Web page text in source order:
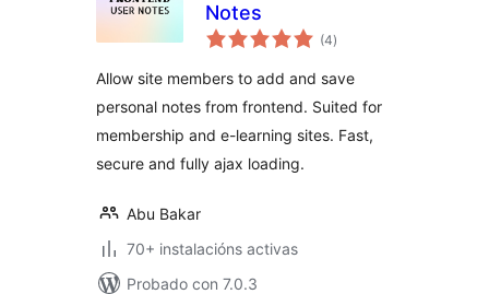
Notes
(4valoracións
totais
)
Allow site members to add and save
personal notes from frontend. Suited for
membership and e-learning sites. Fast,
secure and fully ajax loading.
Abu Bakar
70+ instalacións activas
Probado con 7.0.3